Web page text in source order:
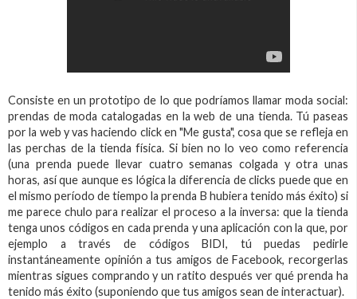
Consiste en un prototipo de lo que podríamos llamar moda social:
prendas de moda catalogadas en la web de una tienda. Tú paseas
por la web y vas haciendo click en "Me gusta", cosa que se refleja en
las perchas de la tienda física. Si bien no lo veo como referencia
(una prenda puede llevar cuatro semanas colgada y otra unas
horas, así que aunque es lógica la diferencia de clicks puede que en
el mismo período de tiempo la prenda B hubiera tenido más éxito) si
me parece chulo para realizar el proceso a la inversa: que la tienda
tenga unos códigos en cada prenda y una aplicación con la que, por
ejemplo a través de códigos BIDI, tú puedas pedirle
instantáneamente opinión a tus amigos de Facebook, recorgerlas
mientras sigues comprando y un ratito después ver qué prenda ha
tenido más éxito (suponiendo que tus amigos sean de interactuar).